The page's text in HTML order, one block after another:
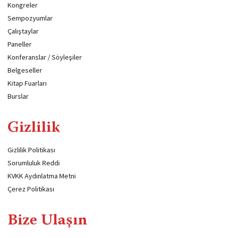
Kongreler
Sempozyumlar
Çalıştaylar
Paneller
Konferanslar / Söyleşiler
Belgeseller
Kitap Fuarları
Burslar
Gizlilik
Gizlilik Politikası
Sorumluluk Reddi
KVKK Aydınlatma Metni
Çerez Politikası
Bize Ulaşın